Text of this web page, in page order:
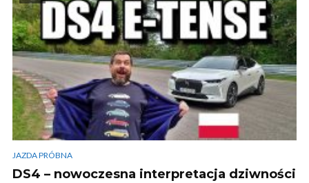
JAZDA PRÓBNA
DS4 – nowoczesna interpretacja dziwności